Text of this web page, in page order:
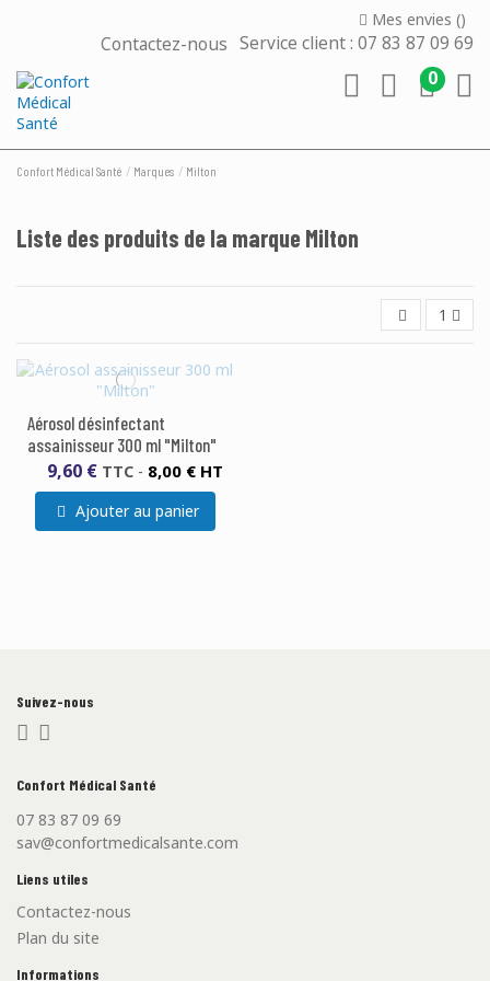
Mes envies ()
Contactez-nous Service client : 07 83 87 09 69
0
Confort Médical Santé Marques Milton
Liste des produits de la marque Milton
1
Aérosol désinfectant
assainisseur 300 ml "Milton"
9,60 € TTC - 8,00 € HT
Ajouter au panier
Informations
Liens utiles
Contactez-nous
Plan du site
Confort Médical Santé
07 83 87 09 69
sav@confortmedicalsante.com
Suivez-nous